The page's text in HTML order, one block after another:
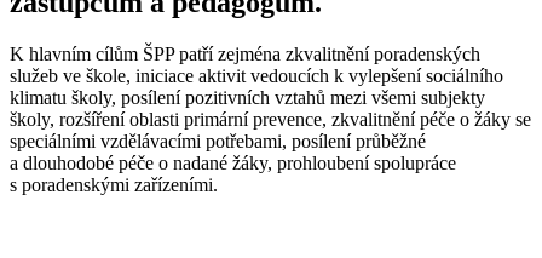
K hlavním cílům ŠPP patří zejména zkvalitnění poradenských
služeb ve škole, iniciace aktivit vedoucích k vylepšení sociálního
klimatu školy, posílení pozitivních vztahů mezi všemi subjekty
školy, rozšíření oblasti primární prevence, zkvalitnění péče o žáky se
speciálními vzdělávacími potřebami, posílení průběžné
a dlouhodobé péče o nadané žáky, prohloubení spolupráce
s poradenskými zařízeními.